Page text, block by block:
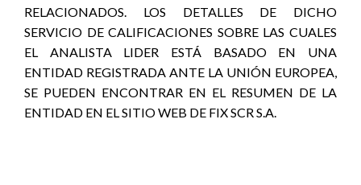
RELACIONADOS. LOS DETALLES DE DICHO
SERVICIO DE CALIFICACIONES SOBRE LAS CUALES
EL ANALISTA LIDER ESTÁ BASADO EN UNA
ENTIDAD REGISTRADA ANTE LA UNIÓN EUROPEA,
SE PUEDEN ENCONTRAR EN EL RESUMEN DE LA
ENTIDAD EN EL SITIO WEB DE FIX SCR S.A.